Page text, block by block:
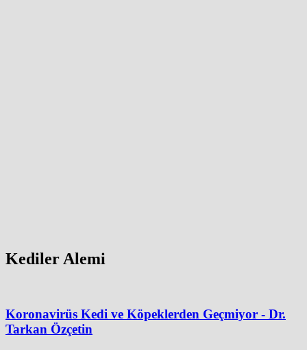
Kediler Alemi
Koronavirüs Kedi ve Köpeklerden Geçmiyor - Dr.
Tarkan Özçetin